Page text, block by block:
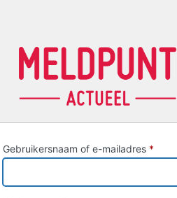
Gebruikersnaam of e-mailadres *